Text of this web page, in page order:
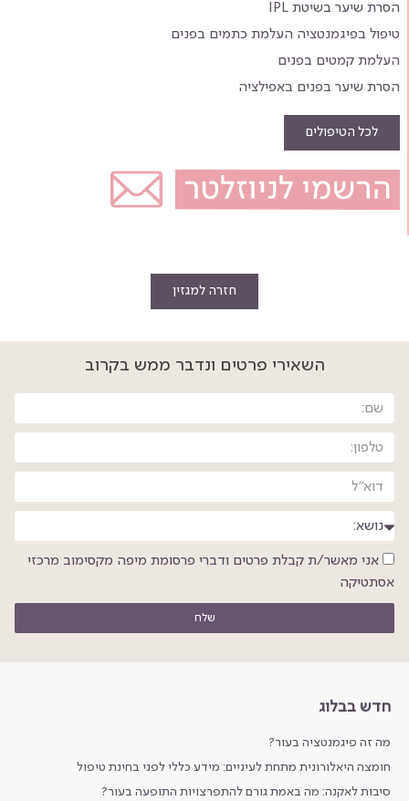
הסרת שיער בשיטת IPL
טיפול בפיגמנטציה העלמת כתמים בפנים
העלמת קמטים בפנים
הסרת שיער בפנים באפילציה
לכל הטיפולים
חזרה למגזין
השאירי פרטים ונדבר ממש בקרוב
אני מאשר/ת קבלת פרטים ודברי פרסומת מיפה מקסימוב מרכזי
אסתטיקה
שלח
חדש בבלוג
מה זה פיגמנטציה בעור?
חומצה היאלורונית מתחת לעיניים: מידע כללי לפני בחינת טיפול
סיבות לאקנה: מה באמת גורם להתפרצויות התופעה בעור?